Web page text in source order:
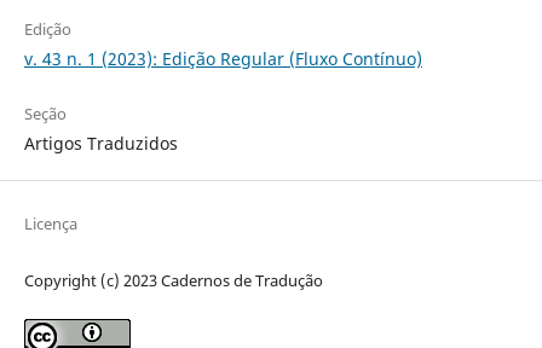
Edição
v. 43 n. 1 (2023): Edição Regular (Fluxo Contínuo)
Seção
Artigos Traduzidos
Licença
Copyright (c) 2023 Cadernos de Tradução